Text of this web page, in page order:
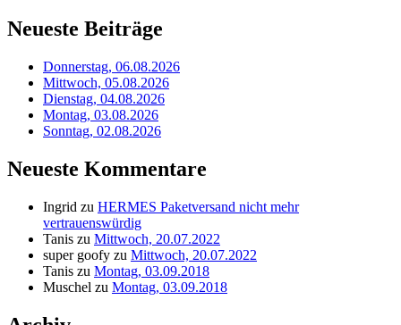
Neueste Beiträge
Donnerstag, 06.08.2026
Mittwoch, 05.08.2026
Dienstag, 04.08.2026
Montag, 03.08.2026
Sonntag, 02.08.2026
Neueste Kommentare
Ingrid zu HERMES Paketversand nicht mehr
vertrauenswürdig
Tanis zu Mittwoch, 20.07.2022
super goofy zu Mittwoch, 20.07.2022
Tanis zu Montag, 03.09.2018
Muschel zu Montag, 03.09.2018